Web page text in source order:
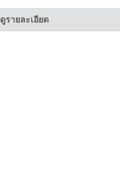
ดูรายละเอียด